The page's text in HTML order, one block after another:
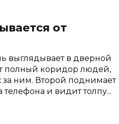
от
выглядывает в дверной
полный коридор людей,
ним. Второй поднимает
телефона и видит толпу...